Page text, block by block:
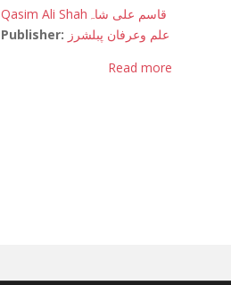
Qasim Ali Shah قاسم علی شاہ
Publisher: علم وعرفان پبلشرز
Read more